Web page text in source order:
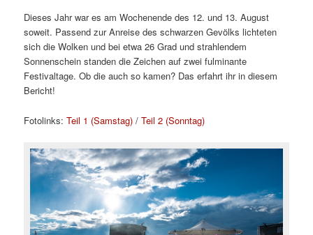
Dieses Jahr war es am Wochenende des 12. und 13. August
soweit. Passend zur Anreise des schwarzen Gevölks lichteten
sich die Wolken und bei etwa 26 Grad und strahlendem
Sonnenschein standen die Zeichen auf zwei fulminante
Festivaltage. Ob die auch so kamen? Das erfahrt ihr in diesem
Bericht!
Fotolinks:Teil 1 (Samstag) /Teil 2 (Sonntag)